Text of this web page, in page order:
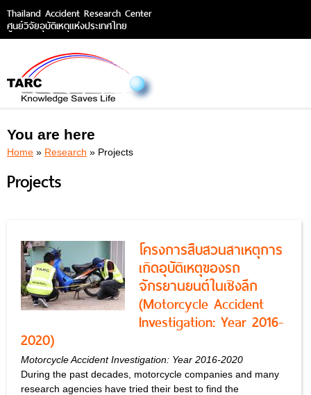
Thailand Accident Research Center
ศูนย์วิจัยอุบัติเหตุแห่งประเทศไทย
You are here
Home » Research » Projects
Projects
โครงการสืบสวนสาเหตุการ
เกิดอุบัติเหตุของรถ
จักรยานยนต์ในเชิงลึก
(Motorcycle Accident
Investigation: Year 2016-
2020)
Motorcycle Accident Investigation: Year 2016-2020
During the past decades, motorcycle companies and many
research agencies have tried their best to find the